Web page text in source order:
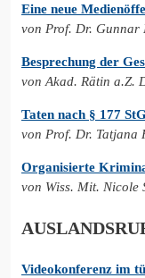
Eine neue
von Prof. Dr. Gunnar
Besprechung der
von Akad. Rätin a.Z.
Taten nach § 177
von Prof. Dr. Tatjana
Organisierte
von Wiss. Mit. Nicole
Videokonferenz im